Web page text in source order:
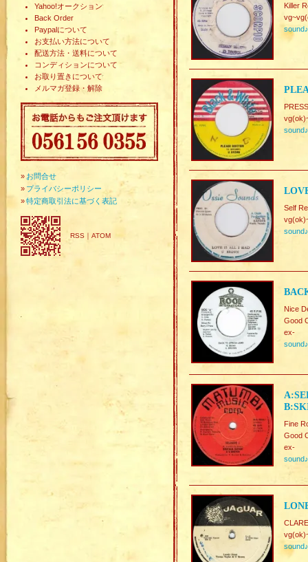
Yahoo!オークション
Back Order
Paypalについて
お支払い方法について
配送方法・送料について
コンディションについて
お取り置きについて
メルマガ登録・解除
» お問合せ
» プライバシーポリシー
»特定商取引法に基づく表記
RSS ｜ ATOM
Killer
sound♪
sound♪
Self
sound♪
Nice
Good
ex-
sound♪
Fine
Good
ex-
sound♪
sound♪